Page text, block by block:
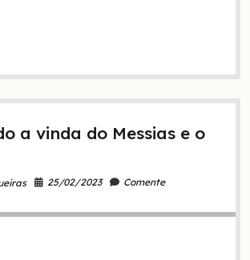
a vinda do Messias e o
25/02/2023 Comente